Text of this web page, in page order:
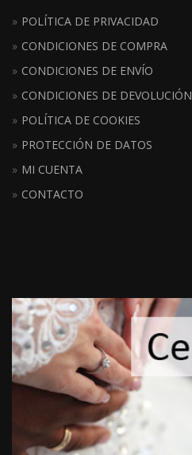
POLÍTICA DE PRIVACIDAD
CONDICIONES DE COMPRA
CONDICIONES DE ENVÍO
CONDICIONES DE DEVOLUCIÓN
POLÍTICA DE COOKIES
PROTECCIÓN DE DATOS
MI CUENTA
CONTACTO